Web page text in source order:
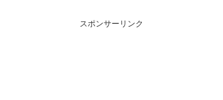
スポンサーリンク